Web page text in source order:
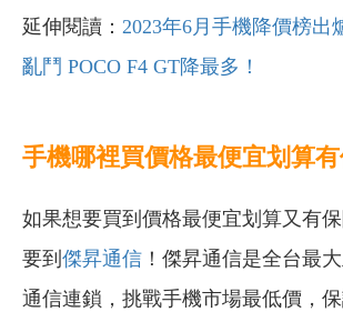
延伸閱讀： 2023年6月手機降價榜出
亂鬥 POCO F4 GT降最多！
手機哪裡買價格最便宜划算
如果想要買到價格最便宜划算又有
要到 傑昇通信 ！傑昇通信是全台最
通信連鎖，挑戰手機市場最低價，